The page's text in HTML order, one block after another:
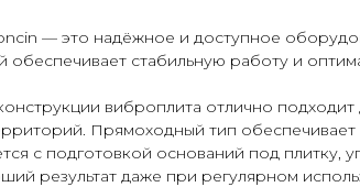
— это надёжное и доступное
стабильную работу и
виброплита отлично
Прямоходный тип
с подготовкой оснований под
результат даже при регулярном